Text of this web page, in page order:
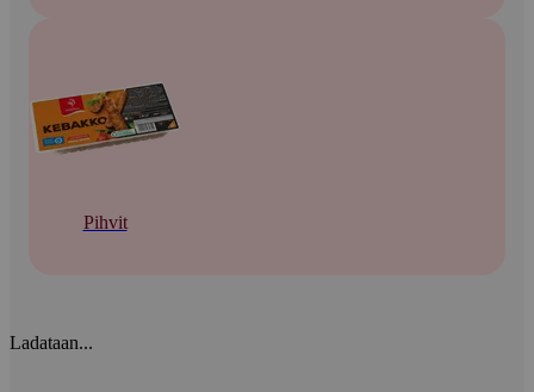
Pihvit
Ladataan...